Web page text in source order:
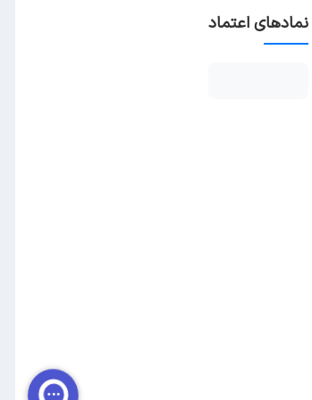
نمادهای اعتماد